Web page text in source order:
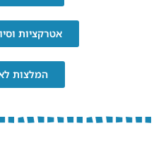
אטרקציות
המלצות